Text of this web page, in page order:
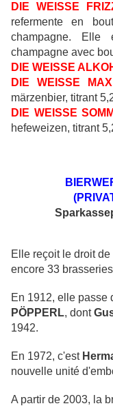
DIE WEISSE
refermente en
champagne. Elle
champagne avec
DIE WEISSE
DIE WEISSE
märzenbier, titrant
DIE WEISSE
hefeweizen, titrant
Elle reçoit le droit
encore 33
En 1912, elle passe
PÖPPERL, dont
1942.
En 1972, c'est
nouvelle unité
A partir de 2003, la